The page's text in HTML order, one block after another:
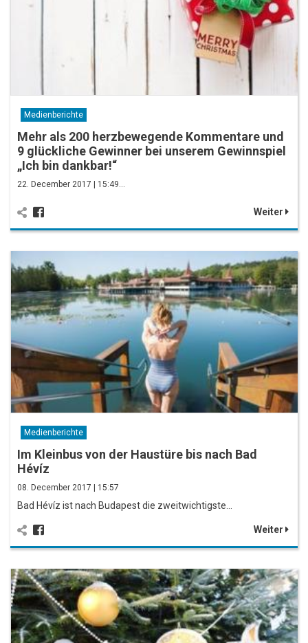
Medienberichte
Mehr als 200 herzbewegende Kommentare und
9 glückliche Gewinner bei unserem Gewinnspiel
„Ich bin dankbar!“
22. December 2017 | 15:49…
Weiter
Medienberichte
Im Kleinbus von der Haustüre bis nach Bad
Hévíz
08. December 2017 | 15:57
Bad Hévíz ist nach Budapest die zweitwichtigste…
Weiter